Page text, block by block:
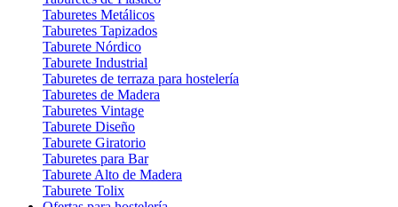
Taburetes Metálicos
Taburetes Tapizados
Taburete Nórdico
Taburete Industrial
Taburetes de terraza para hostelería
Taburetes de Madera
Taburetes Vintage
Taburete Diseño
Taburete Giratorio
Taburetes para Bar
Taburete Alto de Madera
Taburete Tolix